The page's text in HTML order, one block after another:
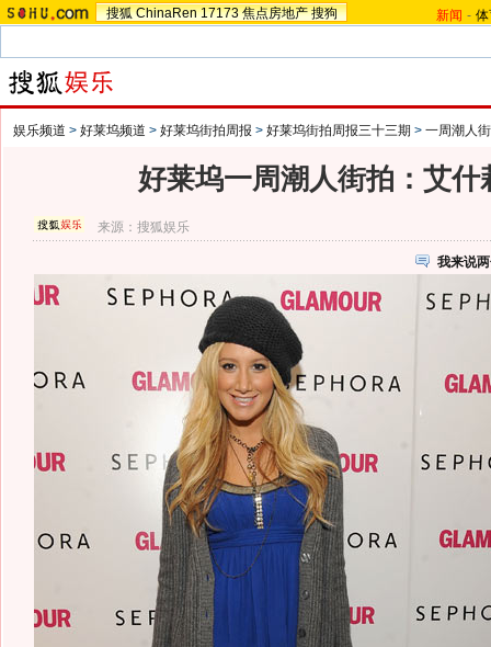
搜狐 ChinaRen 17173 焦点房地产 搜狗 新闻 -
娱乐频道 > 好莱坞频道 > 好莱坞街拍周报 > 好莱坞街拍周报三十三期 > 一周潮人
好莱坞一周潮人街拍：艾什
来源：搜狐娱乐
我来说